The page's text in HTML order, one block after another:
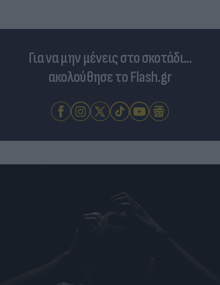
Για να μην μένεις στο σκοτάδι...
ακολούθησε το Flash.gr